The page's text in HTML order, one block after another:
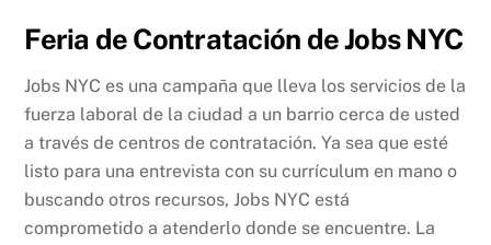
Feria de Contratación de Jobs NYC
Jobs NYC es una campaña que lleva los servicios de la
fuerza laboral de la ciudad a un barrio cerca de usted
a través de centros de contratación. Ya sea que esté
listo para una entrevista con su currículum en mano o
buscando otros recursos, Jobs NYC está
comprometido a atenderlo donde se encuentre. La